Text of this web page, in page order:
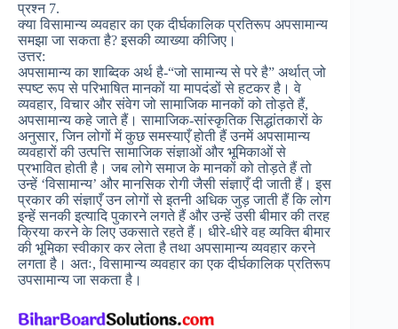
प्रश्न 7.
क्या विसामान्य व्यवहार का एक दीर्घकालिक प्रतिरूप अपसामान्य
समझा जा सकता है? इसकी व्याख्या कीजिए।
उत्तर:
अपसामान्य का शाब्दिक अर्थ है-“जो सामान्य से परे है” अर्थात् जो
स्पष्ट रूप से परिभाषित मानकों या मापदंडों से हटकर है। वे
व्यवहार, विचार और संवेग जो सामाजिक मानकों को तोड़ते हैं,
अपसामान्य कहे जाते हैं। सामाजिक-सांस्कृतिक सिद्धांतकारों के
अनुसार, जिन लोगों में कुछ समस्याएँ होती हैं उनमें अपसामान्य
व्यवहारों की उत्पत्ति सामाजिक संज्ञाओं और भूमिकाओं से
प्रभावित होती है। जब लोगे समाज के मानकों को तोड़ते हैं तो
उन्हें ‘विसामान्य’ और मानसिक रोगी जैसी संज्ञाएँ दी जाती हैं। इस
प्रकार की संज्ञाएँ उन लोगों से इतनी अधिक जुड़ जाती हैं कि लोग
इन्हें सनकी इत्यादि पुकारने लगते हैं और उन्हें उसी बीमार की तरह
क्रिया करने के लिए उकसाते रहते हैं। धीरे-धीरे वह व्यक्ति बीमार
की भूमिका स्वीकार कर लेता है तथा अपसामान्य व्यवहार करने
लगता है। अतः, विसामान्य व्यवहार का एक दीर्घकालिक प्रतिरूप
उपसामान्य जा सकता है।